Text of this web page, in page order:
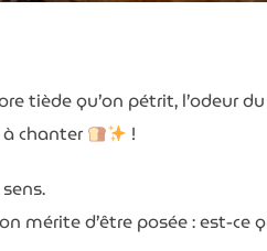
tiède qu’on pétrit, l’odeur
chanter
!
mérite d’être posée : est-ce